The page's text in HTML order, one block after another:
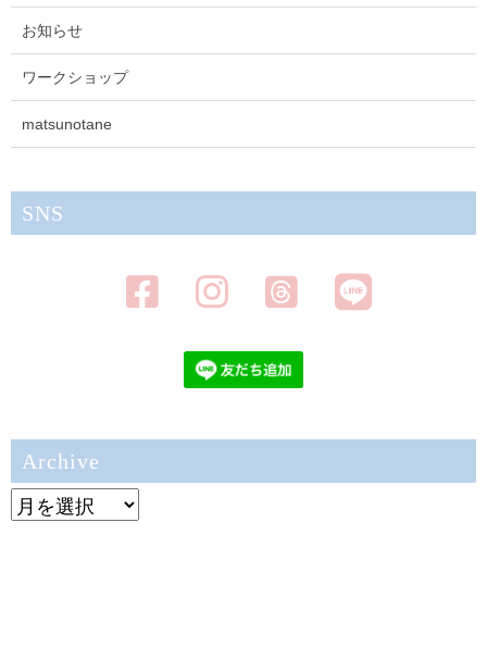
お知らせ
ワークショップ
matsunotane
SNS
Archive
Archive